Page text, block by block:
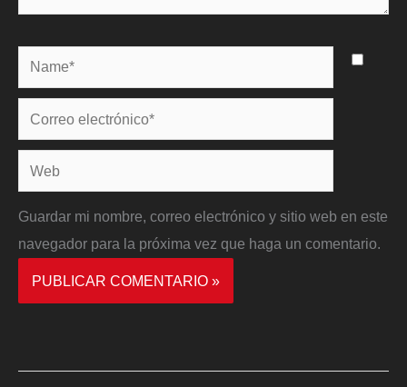
Name*
Correo
electrónico*
Web
Guardar mi nombre, correo electrónico y sitio web en este
navegador para la próxima vez que haga un comentario.